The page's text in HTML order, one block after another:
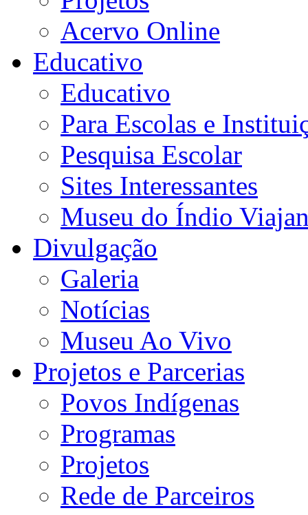
Acervo Online
Educativo
Educativo
Para Escolas e
Pesquisa Escolar
Sites Interessantes
Museu do Índio
Divulgação
Galeria
Notícias
Museu Ao Vivo
Projetos e Parcerias
Povos Indígenas
Programas
Projetos
Rede de Parceiros